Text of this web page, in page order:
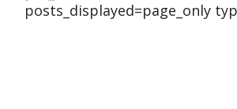
posts_displayed=page_only